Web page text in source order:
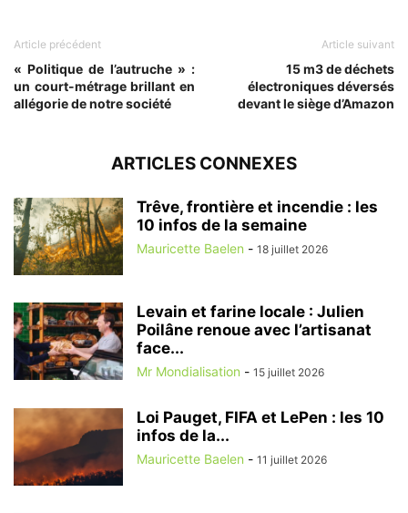
Article précédent
« Politique de l’autruche » :
un court-métrage brillant en
allégorie de notre société
Article suivant
15 m3 de déchets
électroniques déversés
devant le siège d’Amazon
ARTICLES CONNEXES
Trêve, frontière et incendie : les
10 infos de la semaine
Mauricette Baelen - 18 juillet 2026
Levain et farine locale : Julien
Poilâne renoue avec l’artisanat
face...
Mr Mondialisation - 15 juillet 2026
Loi Pauget, FIFA et LePen : les 10
infos de la...
Mauricette Baelen - 11 juillet 2026